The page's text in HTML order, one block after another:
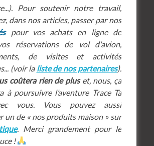
Casa Natura Hotel
Red Mangrove Aventura Lodge
Iguana Crossing
Voir les chambres d’hôtes sur
Trip Advisor
Pour soutenir notre travail,
dans nos articles, passer par nos
pour vos achats en ligne de
réservations de vol d'avion,
de visites et activités
(voir la liste de nos partenaires).
coûtera rien de pluset, nous, ça
à poursuivre l’aventure Trace Ta
vous. Vous pouvez aussi
un de « nos produits maison » sur
. Merci grandement pour le
!